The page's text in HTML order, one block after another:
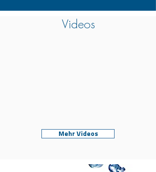
Videos
Mehr Videos